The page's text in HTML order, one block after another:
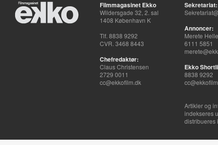
Filmmagasinet Ekko
Wildersgade 32, 2. sal
1408 København K
Tlf. 8838 9292
CVR. 3468 8443
Chefredaktør:
Claus Christensen
2729 0011
cc@ekkofilm.dk
Sekretariat:
Annoncer:
Merete
6111 5851
Ekko
8838 9292
Artikler og
indekseres
distribueres